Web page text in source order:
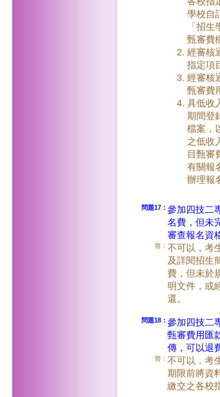
學校自
「招
甄審費
經審核
指定項
經審核
甄審費
具低收
期間登
檔案，
之低收
目甄審
有關報
辦理報
問題17： 參加四技二
名費，但未
審查報名資
答： 不可以，考
及詳閱招生
費，但未於
明文件，或
還。
問題18： 參加四技二
甄審費用匯
傳，可以退
答： 不可以，考
期限前將資
繳交之各校